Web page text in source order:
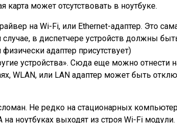
карта может отсутствовать в ноутбуке.
на Wi-Fi, или Ethernet-адаптер. Это
случае, в диспетчере устройств должны
физически адаптер присутствует)
устройства». Сюда еще можно отнести
WLAN, или LAN адаптер может быть
Не редко на стационарных
ноутбуках выходят из строя Wi-Fi